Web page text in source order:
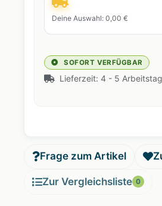
Deine Auswahl: 0,00 €
SOFORT VERFÜGBAR
Lieferzeit: 4 - 5
Frage zum Artikel
Zur Vergleichsliste 0